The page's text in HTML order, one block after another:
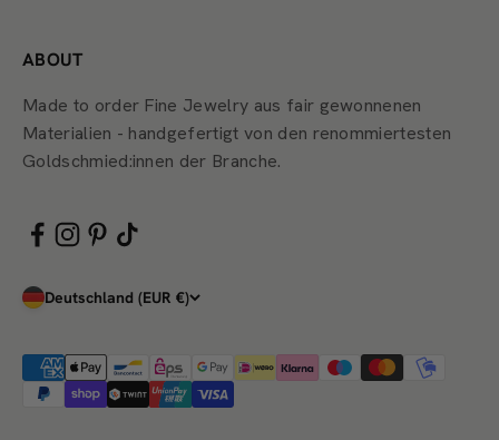
ABOUT
Made to order Fine Jewelry aus fair gewonnenen
Materialien - handgefertigt von den renommiertesten
Goldschmied:innen der Branche.
Deutschland (EUR €)